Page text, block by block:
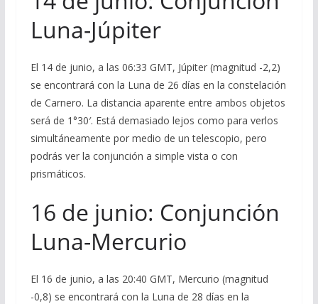
Luna-Júpiter
El 14 de junio, a las 06:33 GMT, Júpiter (magnitud -2,2)
se encontrará con la Luna de 26 días en la constelación
de Carnero. La distancia aparente entre ambos objetos
será de 1°30′. Está demasiado lejos como para verlos
simultáneamente por medio de un telescopio, pero
podrás ver la conjunción a simple vista o con
prismáticos.
16 de junio: Conjunción
Luna-Mercurio
El 16 de junio, a las 20:40 GMT, Mercurio (magnitud
-0,8) se encontrará con la Luna de 28 días en la